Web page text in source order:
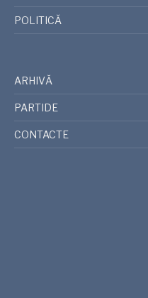
POLITICĂ
ARHIVĂ
PARTIDE
CONTACTE